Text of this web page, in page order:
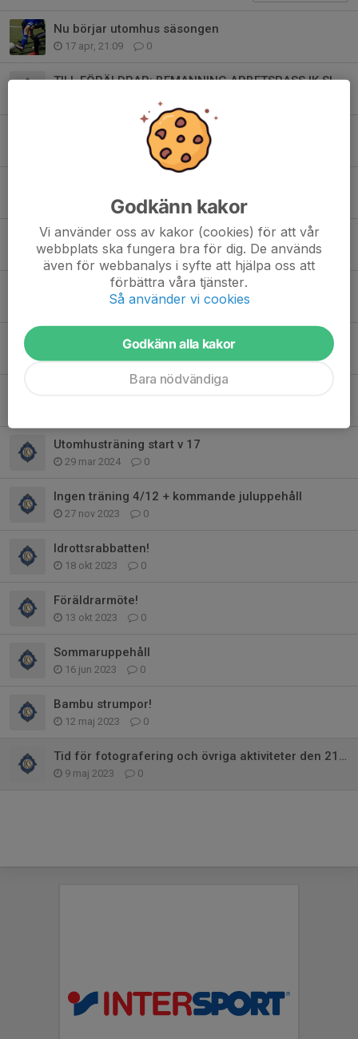
Nu börjar utomhus säsongen
17 apr, 21:09 0
TILL FÖRÄLDRAR: BEMANNING ARBETSPASS IK SLEIPNER - COMFORT CUP
Uppehåll + Inomhus
0
4 jan 2025 0
Uppehåll!
16 dec 2024 0
Blandad information!
26 nov 2024 0
INSTÄLLD TRÄNING IDAG 10/6
Utomhusträning start v 17
29 mar 2024 0
Ingen träning 4/12 + kommande juluppehåll
27 nov 2023 0
Idrottsrabbatten!
18 okt 2023 0
Föräldrarmöte!
13 okt 2023 0
Sommaruppehåll
16 jun 2023 0
Bambu strumpor!
12 maj 2023 0
Tid för fotografering och övriga aktiviteter den 21 maj!
9 maj 2023 0
Godkänn kakor
Vi använder oss av kakor (cookies) för att vår
webbplats ska fungera bra för dig. De används
även för webbanalys i syfte att hjälpa oss att
förbättra våra tjänster.
Så använder vi cookies
Godkänn alla kakor
Bara nödvändiga